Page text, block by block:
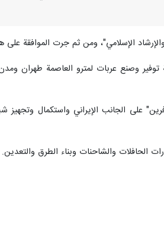
وصنع عربات لمترو العاصمة طهران
على الجانب الإيراني واستكمال وتجهيز
الحافلات والشاحنات وبناء الطرق والتعدين.